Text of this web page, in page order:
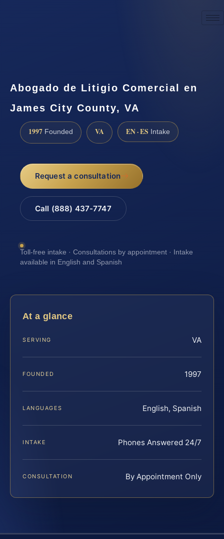
Abogado de Litigio Comercial en
James City County, VA
1997 Founded VA EN · ES Intake
Request a consultation
Call (888) 437-7747
Toll-free intake · Consultations by appointment · Intake
available in English and Spanish
At a glance
SERVING VA
FOUNDED 1997
LANGUAGES English, Spanish
INTAKE Phones Answered 24/7
CONSULTATION By Appointment Only